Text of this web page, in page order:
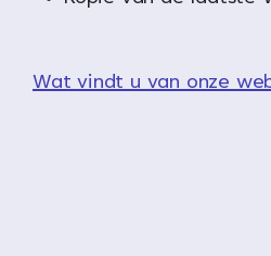
Wat vindt u van onze